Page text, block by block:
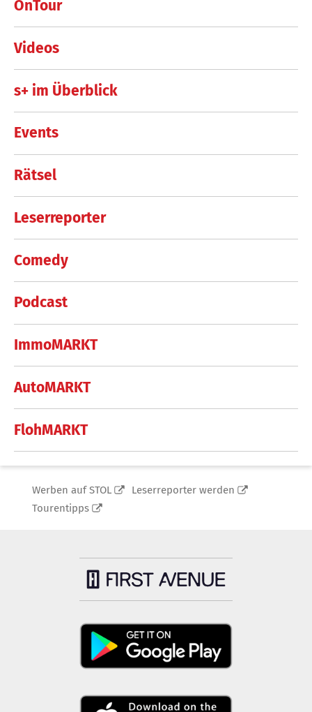
OnTour
Videos
s+ im Überblick
Events
Rätsel
Leserreporter
Comedy
Podcast
ImmoMARKT
AutoMARKT
FlohMARKT
Werben auf STOL
Leserreporter werden
Tourentipps